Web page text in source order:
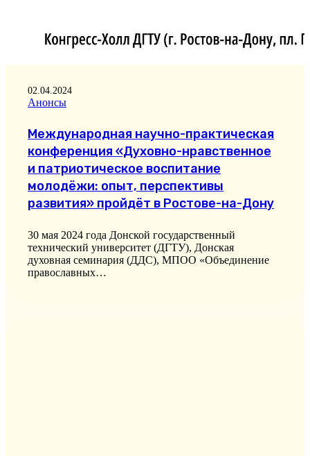
02.04.2024
Анонсы
Международная научно-практическая
конференция «Духовно-нравственное
и патриотическое воспитание
молодёжи: опыт, перспективы
развития» пройдёт в Ростове-на-Дону
30 мая 2024 года Донской государственный
технический университет (ДГТУ), Донская
духовная семинария (ДДС), МПОО «Объединение
православных…